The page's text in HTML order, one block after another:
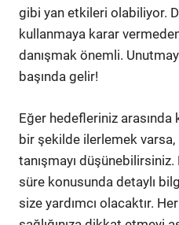
gibi yan etkileri olabiliyor.
kullanmaya karar
danışmak önemli.
başında gelir!
Eğer hedefleriniz arasında
bir şekilde ilerlemek
tanışmayı
süre konusunda detaylı
size yardımcı olacaktır.